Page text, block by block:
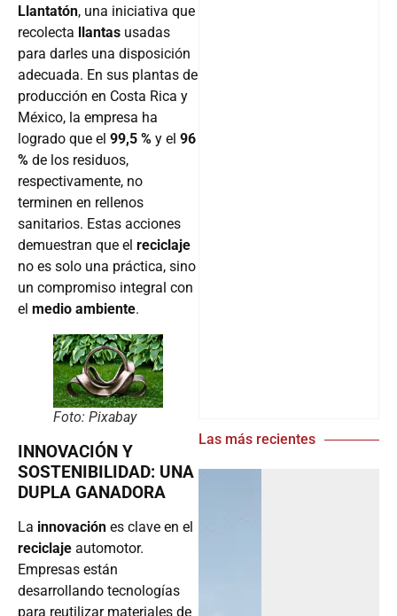
Llantatón, una iniciativa que
recolecta
llantas usadas
para darles una disposición
adecuada. En sus plantas de
producción en Costa Rica y
México, la empresa ha
logrado que el 99,5 % y el 96
% de los residuos,
respectivamente, no
terminen en rellenos
sanitarios. Estas acciones
demuestran que el reciclaje
no es solo una práctica, sino
un compromiso integral con
el medio ambiente.
Foto: Pixabay
INNOVACIÓN Y
SOSTENIBILIDAD: UNA
DUPLA GANADORA
La innovación es clave en el
reciclaje automotor.
Empresas están
desarrollando tecnologías
para reutilizar materiales de
Las más recientes